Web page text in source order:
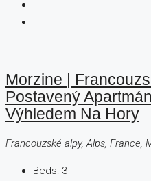
Morzine |
Postavený
Výhledem Na Hory
Francouzské alpy, Alps, France,
Beds: 3